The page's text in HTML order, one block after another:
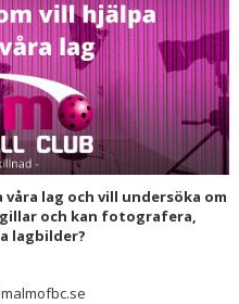
lag och vill undersöka om
och kan fotografera,
lagbilder?